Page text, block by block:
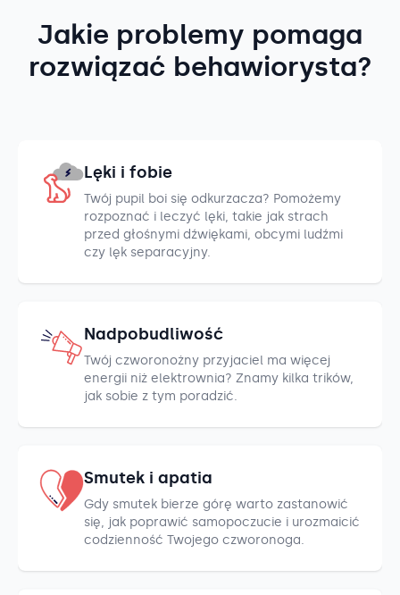
Jakie problemy pomaga
rozwiązać behawiorysta?
Lęki i fobie
Twój pupil boi się odkurzacza? Pomożemy
rozpoznać i leczyć lęki, takie jak strach
przed głośnymi dźwiękami, obcymi ludźmi
czy lęk separacyjny.
Nadpobudliwość
Twój czworonożny przyjaciel ma więcej
energii niż elektrownia? Znamy kilka trików,
jak sobie z tym poradzić.
Smutek i apatia
Gdy smutek bierze górę warto zastanowić
się, jak poprawić samopoczucie i urozmaicić
codzienność Twojego czworonoga.